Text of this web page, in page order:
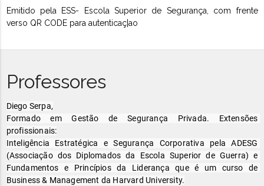
Emitido pela ESS- Escola Superior de Segurança, com frente
verso QR CODE para autenticaç|ao
Professores
Diego Serpa,
Formado em Gestão de Segurança Privada. Extensões
profissionais:
Inteligência Estratégica e Segurança Corporativa pela ADESG
(Associação dos Diplomados da Escola Superior de Guerra) e
Fundamentos e Princípios da Liderança que é um curso de
Business & Management da Harvard University.